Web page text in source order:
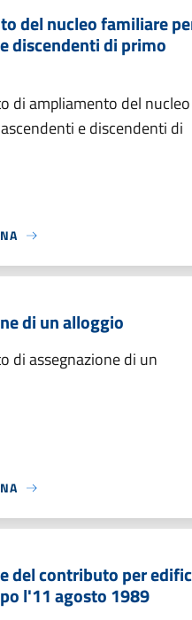
del nucleo familiare
discendenti di primo
di ampliamento del nucleo
e discendenti di
di un alloggio
di assegnazione di un
del contributo per
l'11 agosto 1989